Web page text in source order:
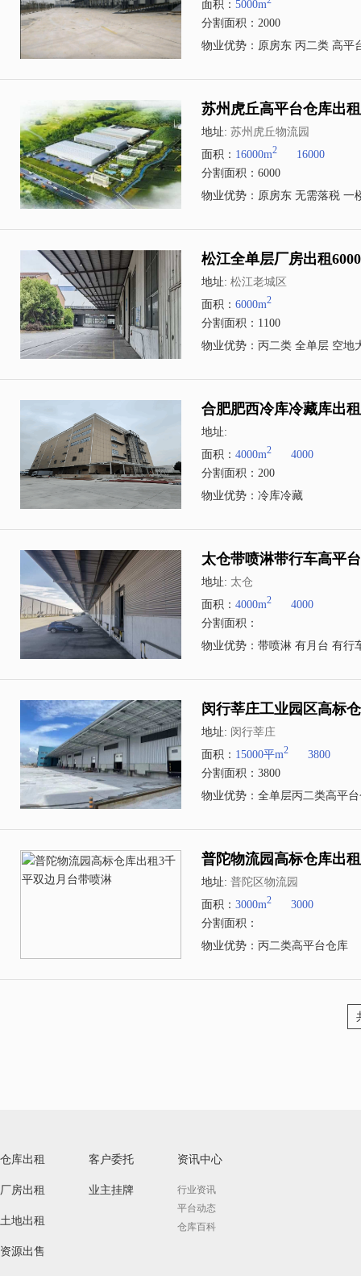
面积： 5000m
分割面积：2000
物业优势：原房东 丙二类 高平
苏州虎丘高平台仓库出
地址: 苏州虎丘物流园
面积： 16000m2 16000
分割面积：6000
物业优势：原房东 无需落税 一
松江全单层厂房出租
地址: 松江老城区
面积： 6000m2
分割面积：1100
物业优势：丙二类 全单层 空地
合肥肥西冷库冷藏库出
地址:
面积： 4000m2 4000
分割面积：200
物业优势：冷库冷藏
太仓带喷淋带行车高平
地址: 太仓
面积： 4000m2 4000
分割面积：
物业优势：带喷淋 有月台 有行
闵行莘庄工业园区高标
地址: 闵行莘庄
面积： 15000平m2 3800
分割面积：3800
物业优势：全单层丙二类高平
普陀物流园高标仓库出
地址: 普陀区物流园
面积： 3000m2 3000
分割面积：
物业优势：丙二类高平台仓库
仓库出租
厂房出租
土地出租
资源出售
客户委托
业主挂牌
资讯中心
行业资讯
平台动态
仓库百科